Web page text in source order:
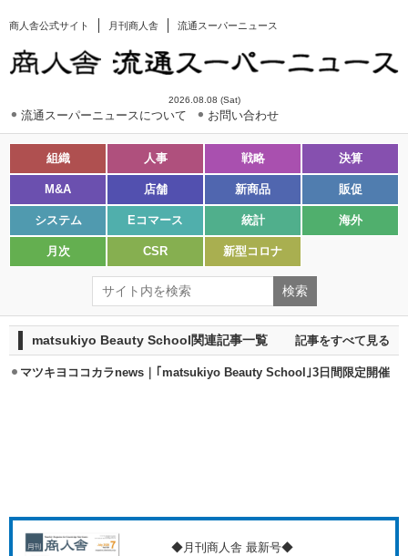
商人舎公式サイト 月刊商人舎 流通スーパーニュース
2026.08.08 (Sat)
流通スーパーニュースについて お問い合わせ
組織 人事 戦略 決算
M&A 店舗 新商品 販促
システム Eコマース 統計 海外
月次 CSR 新型コロナ
matsukiyo Beauty School関連記事一覧 記事をすべて見る
マツキヨココカラnews｜｢matsukiyo Beauty School｣3日間限定開催
◆月刊商人舎 最新号◆